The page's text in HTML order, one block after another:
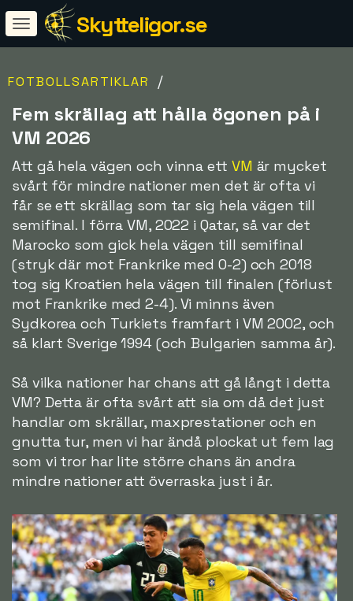
Skytteligor.se
FOTBOLLSARTIKLAR /
Fem skrällag att hålla ögonen på i
VM 2026
Att gå hela vägen och vinna ett VM är mycket
svårt för mindre nationer men det är ofta vi
får se ett skrällag som tar sig hela vägen till
semifinal. I förra VM, 2022 i Qatar, så var det
Marocko som gick hela vägen till semifinal
(stryk där mot Frankrike med 0-2) och 2018
tog sig Kroatien hela vägen till finalen (förlust
mot Frankrike med 2-4). Vi minns även
Sydkorea och Turkiets framfart i VM 2002, och
så klart Sverige 1994 (och Bulgarien samma år).
Så vilka nationer har chans att gå långt i detta
VM? Detta är ofta svårt att sia om då det just
handlar om skrällar, maxprestationer och en
gnutta tur, men vi har ändå plockat ut fem lag
som vi tror har lite större chans än andra
mindre nationer att överraska just i år.